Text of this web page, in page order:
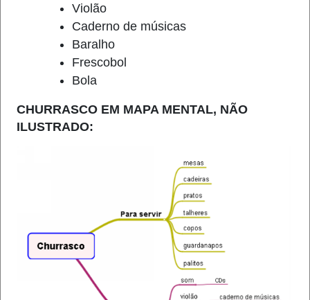
Violão
Caderno de músicas
Baralho
Frescobol
Bola
CHURRASCO EM MAPA MENTAL, NÃO
ILUSTRADO: